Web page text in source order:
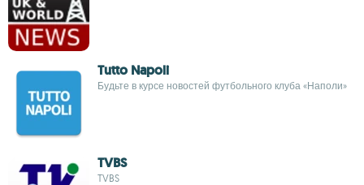
Tutto Napoli
Будьте в курсе новостей футбольного клуба «Наполи»
TVBS
TVBS